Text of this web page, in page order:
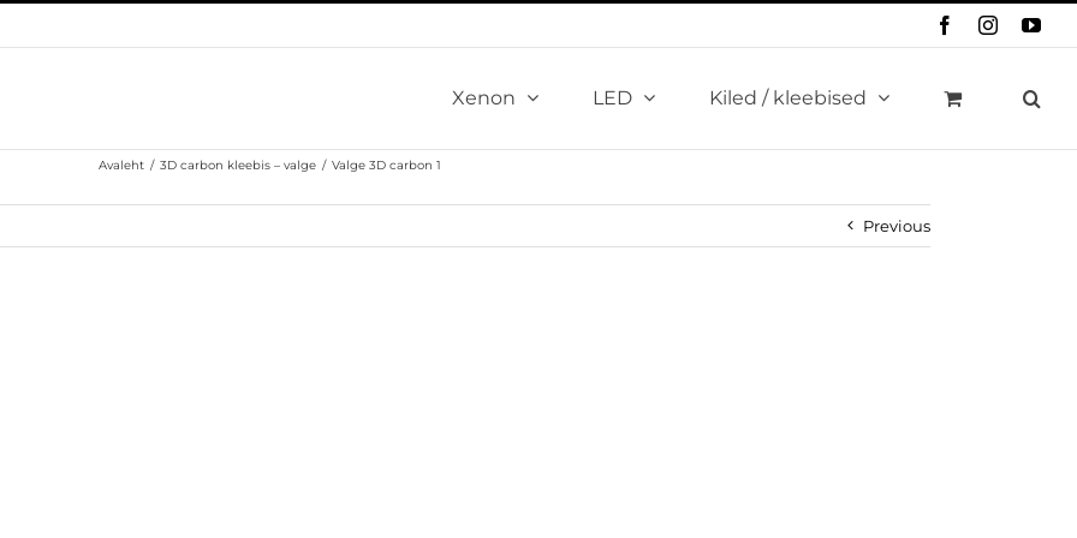
FacebookInstagram
Xenon LED Kiled / kleebised
Avaleht / 3D carbon kleebis – valge / Valge 3D carbon 1
Previous